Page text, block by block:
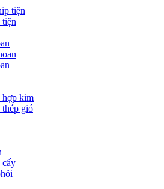
tiện
tiện
hợp kim
gió
cấy